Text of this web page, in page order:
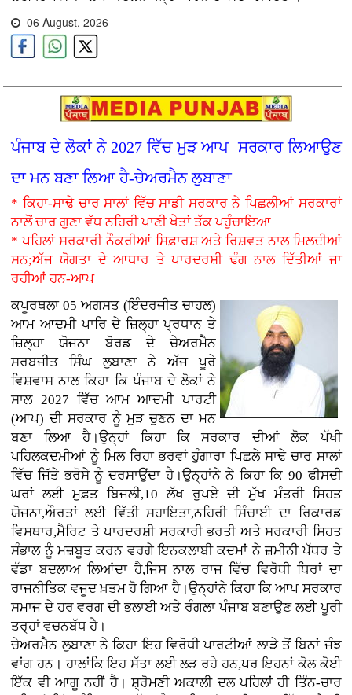
06 August, 2026
ਪੰਜਾਬ ਦੇ ਲੋਕਾਂ ਨੇ 2027 ਵਿੱਚ ਮੁੜ ਆਪ ਸਰਕਾਰ ਲਿਆਉਣ
ਦਾ ਮਨ ਬਣਾ ਲਿਆ ਹੈ-ਚੇਅਰਮੈਨ ਲੁਬਾਣਾ
* ਕਿਹਾ-ਸਾਢੇ ਚਾਰ ਸਾਲਾਂ ਵਿੱਚ ਸਾਡੀ ਸਰਕਾਰ ਨੇ ਪਿਛਲੀਆਂ ਸਰਕਾਰਾਂ
ਨਾਲੋਂ ਚਾਰ ਗੁਣਾ ਵੱਧ ਨਹਿਰੀ ਪਾਣੀ ਖੇਤਾਂ ਤੱਕ ਪਹੁੰਚਾਇਆ
* ਪਹਿਲਾਂ ਸਰਕਾਰੀ ਨੌਕਰੀਆਂ ਸਿਫ਼ਾਰਸ਼ ਅਤੇ ਰਿਸ਼ਵਤ ਨਾਲ ਮਿਲਦੀਆਂ
ਸਨ;ਅੱਜ ਯੋਗਤਾ ਦੇ ਆਧਾਰ ਤੇ ਪਾਰਦਰਸ਼ੀ ਢੰਗ ਨਾਲ ਦਿੱਤੀਆਂ ਜਾ
ਰਹੀਆਂ ਹਨ-ਆਪ
ਕਪੂਰਥਲਾ 05 ਅਗਸਤ (ਇੰਦਰਜੀਤ ਚਾਹਲ)
ਆਮ ਆਦਮੀ ਪਾਰਿ ਦੇ ਜ਼ਿਲ੍ਹਾ ਪ੍ਰਧਾਨ ਤੇ
ਜ਼ਿਲ੍ਹਾ ਯੋਜਨਾ ਬੋਰਡ ਦੇ ਚੇਅਰਮੈਨ
ਸਰਬਜੀਤ ਸਿੰਘ ਲੁਬਾਣਾ ਨੇ ਅੱਜ ਪੂਰੇ
ਵਿਸ਼ਵਾਸ ਨਾਲ ਕਿਹਾ ਕਿ ਪੰਜਾਬ ਦੇ ਲੋਕਾਂ ਨੇ
ਸਾਲ 2027 ਵਿੱਚ ਆਮ ਆਦਮੀ ਪਾਰਟੀ
(ਆਪ) ਦੀ ਸਰਕਾਰ ਨੂੰ ਮੁੜ ਚੁਣਨ ਦਾ ਮਨ
ਬਣਾ ਲਿਆ ਹੈ।ਉਨ੍ਹਾਂ ਕਿਹਾ ਕਿ ਸਰਕਾਰ ਦੀਆਂ ਲੋਕ ਪੱਖੀ
ਪਹਿਲਕਦਮੀਆਂ ਨੂੰ ਮਿਲ ਰਿਹਾ ਭਰਵਾਂ ਹੁੰਗਾਰਾ ਪਿਛਲੇ ਸਾਢੇ ਚਾਰ ਸਾਲਾਂ
ਵਿੱਚ ਜਿੱਤੇ ਭਰੋਸੇ ਨੂੰ ਦਰਸਾਉਂਦਾ ਹੈ।ਉਨ੍ਹਾਂਨੇ ਨੇ ਕਿਹਾ ਕਿ 90 ਫੀਸਦੀ
ਘਰਾਂ ਲਈ ਮੁਫ਼ਤ ਬਿਜਲੀ,10 ਲੱਖ ਰੁਪਏ ਦੀ ਮੁੱਖ ਮੰਤਰੀ ਸਿਹਤ
ਯੋਜਨਾ,ਔਰਤਾਂ ਲਈ ਵਿੱਤੀ ਸਹਾਇਤਾ,ਨਹਿਰੀ ਸਿੰਚਾਈ ਦਾ ਰਿਕਾਰਡ
ਵਿਸਥਾਰ,ਮੈਰਿਟ ਤੇ ਪਾਰਦਰਸ਼ੀ ਸਰਕਾਰੀ ਭਰਤੀ ਅਤੇ ਸਰਕਾਰੀ ਸਿਹਤ
ਸੰਭਾਲ ਨੂੰ ਮਜ਼ਬੂਤ ਕਰਨ ਵਰਗੇ ਇਨਕਲਾਬੀ ਕਦਮਾਂ ਨੇ ਜ਼ਮੀਨੀ ਪੱਧਰ ਤੇ
ਵੱਡਾ ਬਦਲਾਅ ਲਿਆਂਦਾ ਹੈ,ਜਿਸ ਨਾਲ ਰਾਜ ਵਿੱਚ ਵਿਰੋਧੀ ਧਿਰਾਂ ਦਾ
ਰਾਜਨੀਤਿਕ ਵਜੂਦ ਖ਼ਤਮ ਹੋ ਗਿਆ ਹੈ।ਉਨ੍ਹਾਂਨੇ ਕਿਹਾ ਕਿ ਆਪ ਸਰਕਾਰ
ਸਮਾਜ ਦੇ ਹਰ ਵਰਗ ਦੀ ਭਲਾਈ ਅਤੇ ਰੰਗਲਾ ਪੰਜਾਬ ਬਣਾਉਣ ਲਈ ਪੂਰੀ
ਤਰ੍ਹਾਂ ਵਚਨਬੱਧ ਹੈ।
ਚੇਅਰਮੈਨ ਲੁਬਾਣਾ ਨੇ ਕਿਹਾ ਇਹ ਵਿਰੋਧੀ ਪਾਰਟੀਆਂ ਲਾੜੇ ਤੋਂ ਬਿਨਾਂ ਜੰਝ
ਵਾਂਗ ਹਨ। ਹਾਲਾਂਕਿ ਇਹ ਸੱਤਾ ਲਈ ਲੜ ਰਹੇ ਹਨ,ਪਰ ਇਹਨਾਂ ਕੋਲ ਕੋਈ
ਇੱਕ ਵੀ ਆਗੂ ਨਹੀਂ ਹੈ। ਸ਼੍ਰੋਮਣੀ ਅਕਾਲੀ ਦਲ ਪਹਿਲਾਂ ਹੀ ਤਿੰਨ-ਚਾਰ